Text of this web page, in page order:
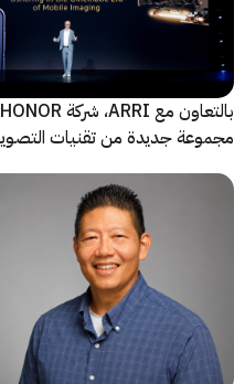
مجموعة جديدة من تقنيات